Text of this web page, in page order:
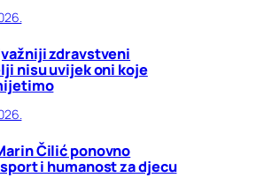
zdravstveni
nisu uvijek oni koje
Čilić ponovno
i humanost za djecu